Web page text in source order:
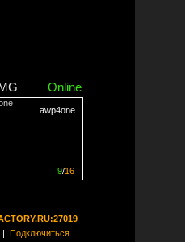
Online
awp4one
9/16
Подключиться